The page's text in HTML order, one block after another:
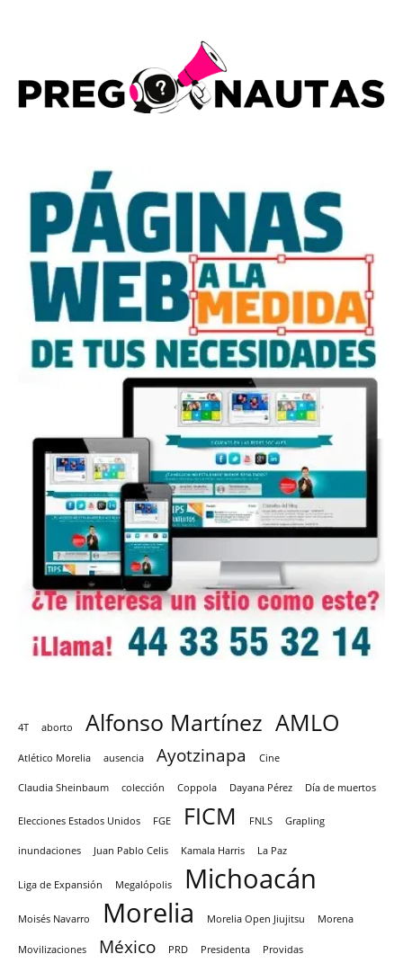
4T aborto Alfonso Martínez AMLO
Atlético Morelia ausencia Ayotzinapa Cine
Claudia Sheinbaum colección Coppola Dayana Pérez Día de muertos
Elecciones Estados Unidos FGE FICM FNLS Grapling
inundaciones Juan Pablo Celis Kamala Harris La Paz
Liga de Expansión Megalópolis Michoacán
Moisés Navarro Morelia Morelia Open Jiujitsu Morena
Movilizaciones México PRD Presidenta Providas